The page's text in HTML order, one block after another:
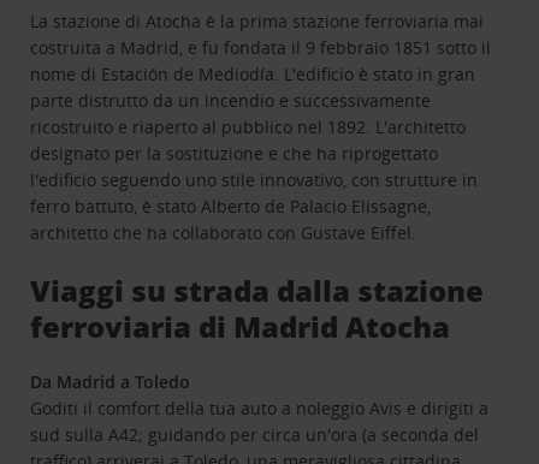
La stazione di Atocha è la prima stazione ferroviaria mai
costruita a Madrid, e fu fondata il 9 febbraio 1851 sotto il
nome di Estación de Mediodía. L'edificio è stato in gran
parte distrutto da un incendio e successivamente
ricostruito e riaperto al pubblico nel 1892. L'architetto
designato per la sostituzione e che ha riprogettato
l'edificio seguendo uno stile innovativo, con strutture in
ferro battuto, è stato Alberto de Palacio Elissagne,
architetto che ha collaborato con Gustave Eiffel.
Viaggi su strada dalla stazione
ferroviaria di Madrid Atocha
Da Madrid a Toledo
Goditi il comfort della tua auto a noleggio Avis e dirigiti a
sud sulla A42; guidando per circa un'ora (a seconda del